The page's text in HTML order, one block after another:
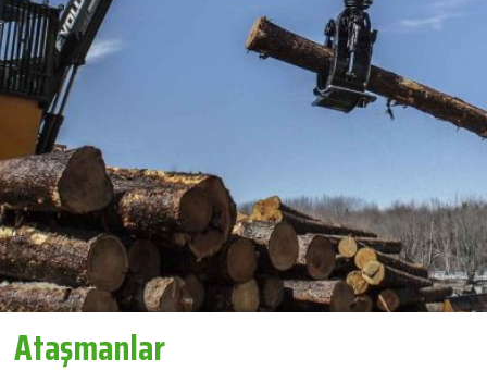
Ataşmanlar